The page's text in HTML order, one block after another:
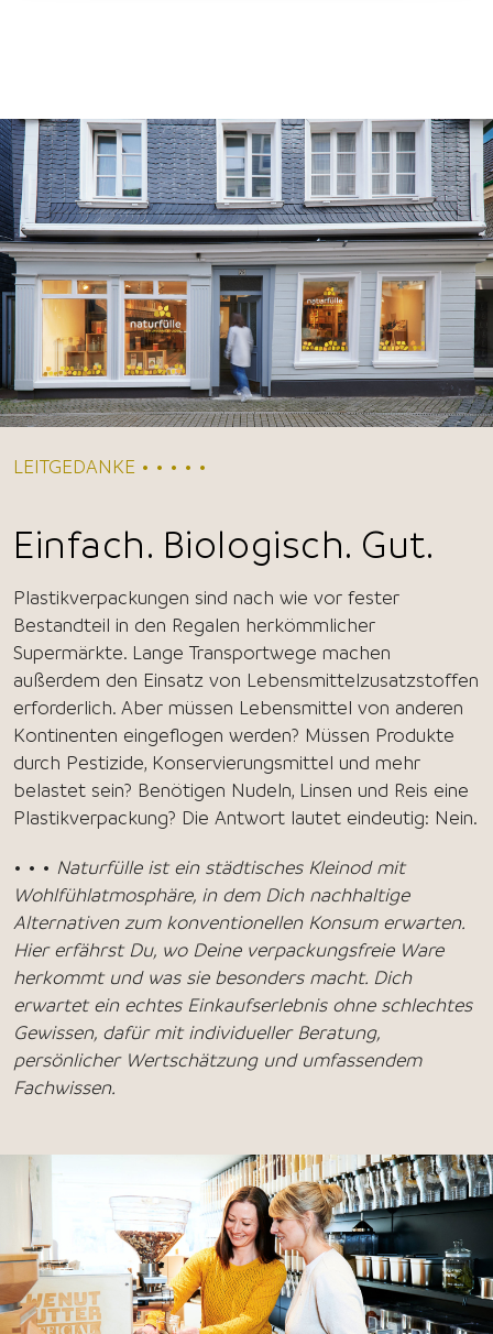
LEITGEDANKE • • • • •
Einfach. Biologisch. Gut.
Plastikverpackungen sind nach wie vor fester
Bestandteil in den Regalen herkömmlicher
Supermärkte. Lange Transportwege machen
außerdem den Einsatz von Lebensmittelzusatzstoffen
erforderlich. Aber müssen Lebensmittel von anderen
Kontinenten eingeflogen werden? Müssen Produkte
durch Pestizide, Konservierungsmittel und mehr
belastet sein? Benötigen Nudeln, Linsen und Reis eine
Plastikverpackung? Die Antwort lautet eindeutig: Nein.
• • • Naturfülle ist ein städtisches Kleinod mit
Wohlfühlatmosphäre, in dem Dich nachhaltige
Alternativen zum konventionellen Konsum erwarten.
Hier erfährst Du, wo Deine verpackungsfreie Ware
herkommt und was sie besonders macht. Dich
erwartet ein echtes Einkaufserlebnis ohne schlechtes
Gewissen, dafür mit individueller Beratung,
persönlicher Wertschätzung und umfassendem
Fachwissen.